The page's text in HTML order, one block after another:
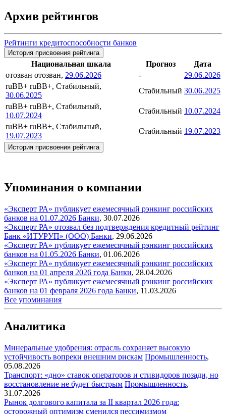
Архив рейтингов
Рейтинги кредитоспособности банков
История присвоения рейтинга
Национальная шкала Прогноз
Дата
отозван отозван, 29.06.2026 -
29.06.2026
ruBB+ ruBB+, Стабильный,
30.06.2025
Стабильный 30.06.2025
ruBB+ ruBB+, Стабильный,
10.07.2024
Стабильный 10.07.2024
ruBB+ ruBB+, Стабильный,
19.07.2023
Стабильный 19.07.2023
История присвоения рейтинга
Упоминания о компании
«Эксперт РА» публикует ежемесячный рэнкинг российских
банков на 01.07.2026 Банки, 30.07.2026
«Эксперт РА» отозвал без подтверждения кредитный рейтинг
Банк «ИТУРУП» (ООО) Банки, 29.06.2026
«Эксперт РА» публикует ежемесячный рэнкинг российских
банков на 01.05.2026 Банки, 01.06.2026
«Эксперт РА» публикует ежемесячный рэнкинг российских
банков на 01 апреля 2026 года Банки, 28.04.2026
«Эксперт РА» публикует ежемесячный рэнкинг российских
банков на 01 февраля 2026 года Банки, 11.03.2026
Все упоминания
Аналитика
Минеральные удобрения: отрасль сохраняет высокую
устойчивость вопреки внешним рискам Промышленность,
05.08.2026
Транспорт: «дно» ставок операторов и стивидоров позади, но
восстановление не будет быстрым Промышленность,
31.07.2026
Рынок долгового капитала за II квартал 2026 года:
осторожный оптимизм сменился пессимизмом